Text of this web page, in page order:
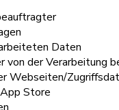
Daten
von der Verarbeitung
Webseiten/
Store